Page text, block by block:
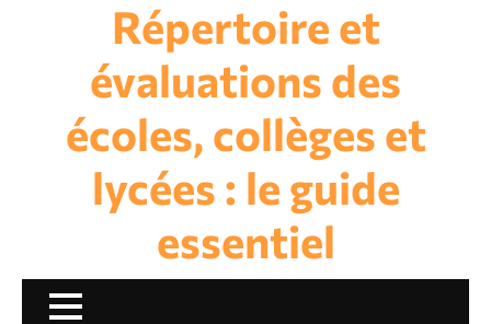
Répertoire et
évaluations des
écoles, collèges et
lycées : le guide
essentiel